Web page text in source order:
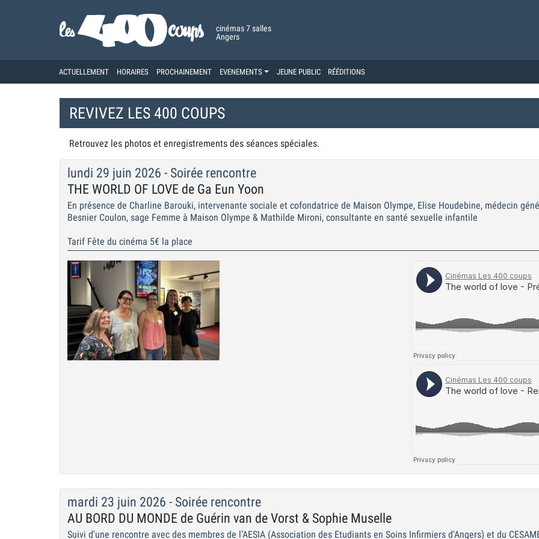
cinémas 7 salles
Angers
ACTUELLEMENT HORAIRES PROCHAINEMENT EVENEMENTS JEUNE PUBLIC RÉÉDITIONS
REVIVEZ LES 400 COUPS
Retrouvez les photos et enregistrements des séances spéciales.
lundi 29 juin 2026 - Soirée rencontre
THE WORLD OF LOVE de Ga Eun Yoon
En présence de Charline Barouki, intervenante sociale et cofondatrice de Maison Olympe, Elise Houdebine, médecin
Besnier Coulon, sage Femme à Maison Olympe & Mathilde Mironi, consultante en santé sexuelle infantile
Tarif Fête du cinéma 5€ la place
mardi 23 juin 2026 - Soirée rencontre
AU BORD DU MONDE de Guérin van de Vorst & Sophie Muselle
Suivi d'une rencontre avec des membres de l’AESIA (Association des Etudiants en Soins Infirmiers d'Angers) et du